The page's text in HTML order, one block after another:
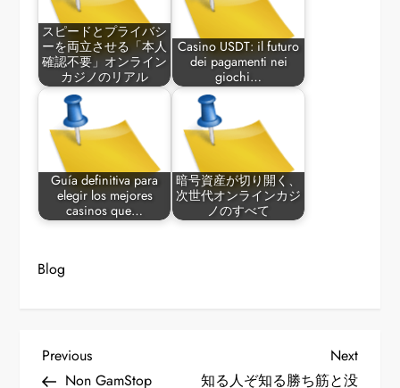
スピードとプライバシ
ーを両立させる「本人
確認不要」オンライン
カジノのリアル
Casino USDT: il futuro
dei pagamenti nei
giochi…
Guía definitiva para
elegir los mejores
casinos que…
暗号資産が切り開く、
次世代オンラインカジ
ノのすべて
Blog
P
Previous
Post
Previous
Non GamStop
Next
Post
Next
知る人ぞ知る勝ち筋と没